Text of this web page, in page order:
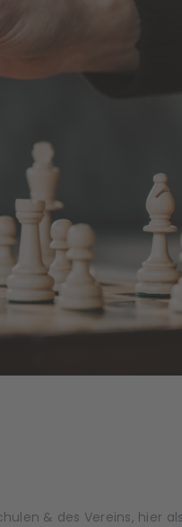
& des Vereins, hier